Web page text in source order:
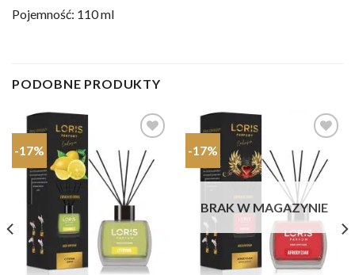
Pojemność: 110 ml
PODOBNE PRODUKTY
-17%
Dodaj do
ulubionych
-17%
Dodaj do
ulubionych
BRAK W MAGAZYNIE